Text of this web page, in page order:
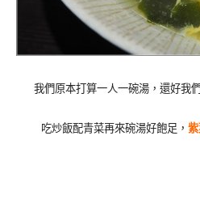
我們原本打算一人一碗湯，還好我
吃炒飯配青菜再來碗湯好飽足，